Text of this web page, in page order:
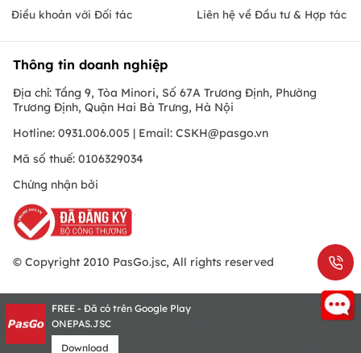
Điều khoản với Đối tác
Liên hệ về Đầu tư & Hợp tác
Thông tin doanh nghiệp
Địa chỉ: Tầng 9, Tòa Minori, Số 67A Trương Định, Phường
Trương Định, Quận Hai Bà Trưng, Hà Nội
Hotline: 0931.006.005 | Email: CSKH@pasgo.vn
Mã số thuế: 0106329034
Chứng nhận bởi
© Copyright 2010 PasGo.jsc, All rights reserved
FREE - Đã có trên Google Play
ONEPAS.JSC
Download